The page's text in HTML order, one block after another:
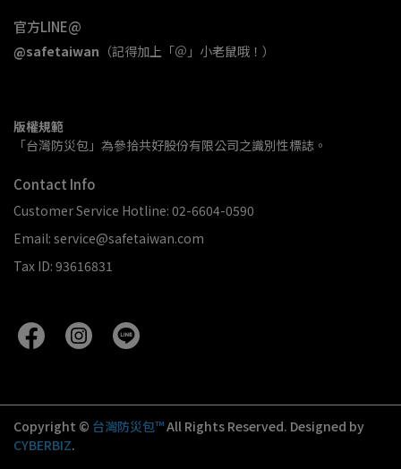
官方LINE@
@safetaiwan （記得加上「＠」小老鼠哦！）
版權規範
「台灣防災包」為參拾共好股份有限公司之識別性標誌。
Contact Info
Customer Service Hotline: 02-6604-0590
Email: service@safetaiwan.com
Tax ID: 93616831
Copyright © 台灣防災包™All Rights Reserved. Designed by
CYBERBIZ.